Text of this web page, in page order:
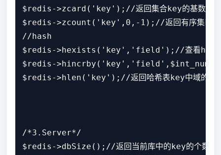
$redis->zcard('key');//返回集合key的基数(集
$redis->zcount('key',0,-1);//返回有序集key中
//hash
$redis->hexists('key','field');//查看hash
$redis->hincrby('key','field',$int_num);//为
$redis->hlen('key');//返回哈希表key中域的
/*3.Server*/
$redis->dbSize();//返回当前库中的key的个数